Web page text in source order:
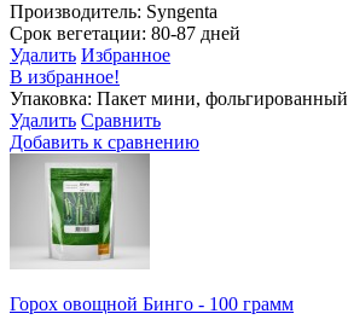
Производитель: Syngenta
Срок вегетации: 80-87 дней
Удалить Избранное
В избранное!
Упаковка: Пакет мини, фольгированный
Удалить Сравнить
Добавить к сравнению
Горох овощной Бинго - 100 грамм